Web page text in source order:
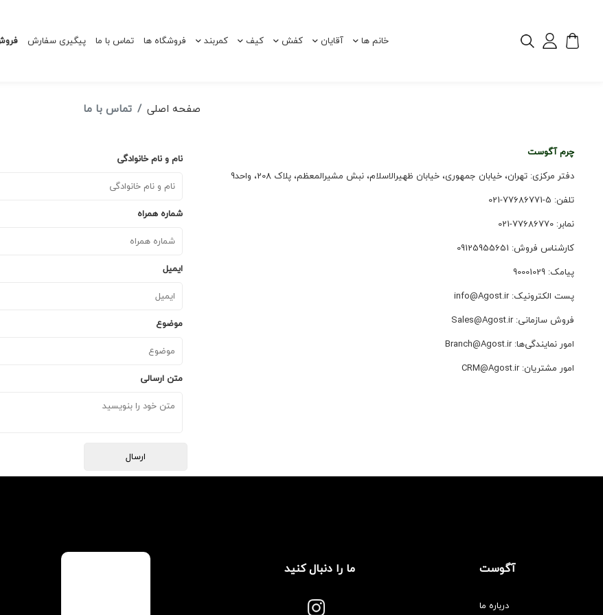
خانم ها آقایان کفش کیف کمربند فروشگاه ها تماس با ما پیگیری سفارش
صفحه اصلی تماس با ما
چرم آگوست
دفتر مرکزی: تهران، خیابان جمهوری، خیابان ظهیرالاسلام، نبش مشیرالمعظم، پلاک 208، واحد9
تلفن: 5-77686771-021
نمابر: 77686770-021
کارشناس فروش: 09125955651
پیامک: 90001029
پست الکترونیک:info@Agost.ir
فروش سازمانی:Sales@Agost.ir
امور نمایندگی‌ها:Branch@Agost.ir
امور مشتریان:CRM@Agost.ir
نام و نام خانوادگی
شماره همراه
ایمیل
موضوع
متن ارسالی
آگوست
درباره ما
ما را دنبال کنید